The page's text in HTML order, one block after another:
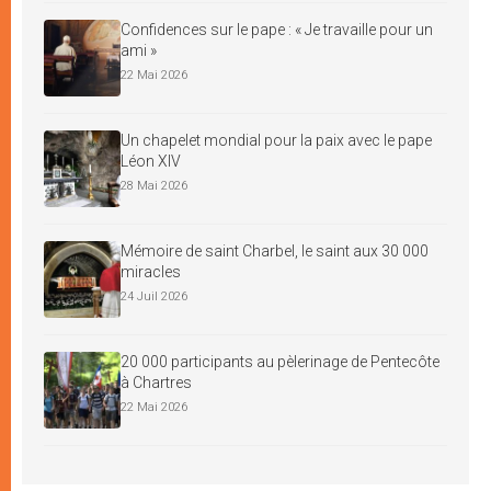
Confidences sur le pape : « Je travaille pour un
ami »
22 Mai 2026
Un chapelet mondial pour la paix avec le pape
Léon XIV
28 Mai 2026
Mémoire de saint Charbel, le saint aux 30 000
miracles
24 Juil 2026
20 000 participants au pèlerinage de Pentecôte
à Chartres
22 Mai 2026